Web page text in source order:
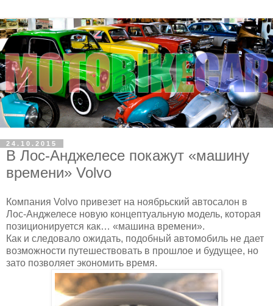
24.10.2015
В Лос-Анджелесе покажут «машину
времени» Volvo
Компания Volvo привезет на ноябрьский автосалон в
Лос-Анджелесе новую концептуальную модель, которая
позиционируется как… «машина времени».
Как и следовало ожидать, подобный автомобиль не дает
возможности путешествовать в прошлое и будущее, но
зато позволяет экономить время.